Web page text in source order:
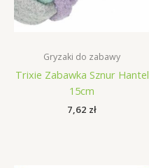
Gryzaki do zabawy
Trixie Zabawka Sznur Hantel
15cm
7,62 zł